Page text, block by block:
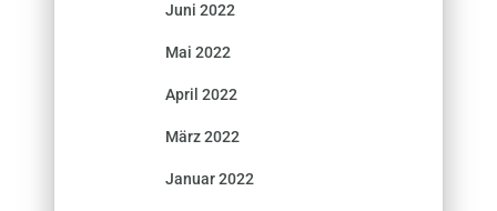
Juni 2022
Mai 2022
April 2022
März 2022
Januar 2022